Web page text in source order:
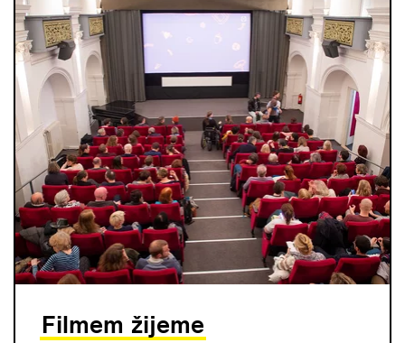
Filmem žijeme